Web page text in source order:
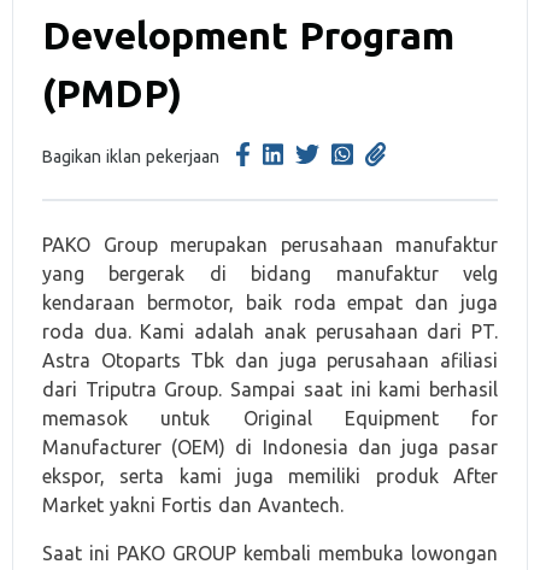
Development Program
(PMDP)
Bagikan iklan pekerjaan
PAKO Group merupakan perusahaan manufaktur
yang bergerak di bidang manufaktur velg
kendaraan bermotor, baik roda empat dan juga
roda dua. Kami adalah anak perusahaan dari PT.
Astra Otoparts Tbk dan juga perusahaan afiliasi
dari Triputra Group. Sampai saat ini kami berhasil
memasok untuk Original Equipment for
Manufacturer (OEM) di Indonesia dan juga pasar
ekspor, serta kami juga memiliki produk After
Market yakni Fortis dan Avantech.
Saat ini PAKO GROUP kembali membuka lowongan